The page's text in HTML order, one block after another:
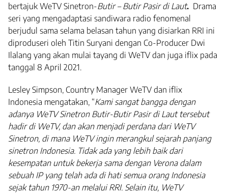
bertajuk WeTV Sinetron-Butir – Butir Pasir di Laut. Drama
seri yang mengadaptasi sandiwara radio fenomenal
berjudul sama selama belasan tahun yang disiarkan RRI ini
diproduseri oleh Titin Suryani dengan Co-Producer Dwi
Ilalang yang akan mulai tayang di WeTV dan juga iflix pada
tanggal 8 April 2021.
Lesley Simpson, Country Manager WeTV dan iflix
Indonesia mengatakan, “Kami sangat bangga dengan
adanya WeTV Sinetron Butir-Butir Pasir di Laut tersebut
hadir di WeTV, dan akan menjadi perdana dari WeTV
Sinetron, di mana WeTV ingin merangkul sejarah panjang
sinetron Indonesia. Tidak ada yang lebih baik dari
kesempatan untuk bekerja sama dengan Verona dalam
sebuah IP yang telah ada di hati semua orang Indonesia
sejak tahun 1970-an melalui RRI. Selain itu, WeTV